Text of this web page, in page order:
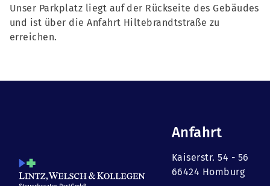
Unser Parkplatz liegt auf der Rückseite des Gebäudes
und ist über die Anfahrt Hiltebrandtstraße zu
erreichen.
Anfahrt
Kaiserstr. 54 - 56
66424 Homburg